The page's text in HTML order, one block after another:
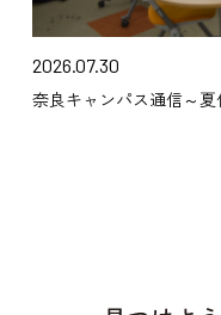
2026.07.30
奈良キャンパス通信～